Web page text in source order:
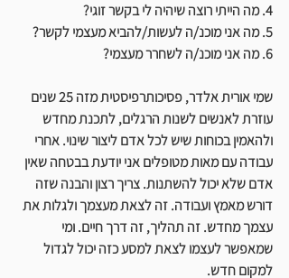
4. מה הייתי רוצה שיהיה לי בקשר זוגי?
5. מה אני מוכנ/ה לעשות/להביא מעצמי לקשר?
6. מה אני מוכנ/ה לשחרר מעצמי?
שמי אורית אלדר, פסיכותרפיסטית מזה 25 שנים
עוזרת לאנשים לשנות הרגלים, לתכנת מחדש
ולהאמין בכוחות שיש לכל אדם ליצור שינוי. אחרי
עבודה עם מאות מטופלים אני יודעת בבטחה שאין
אדם שלא יכול להשתנות. צריך רצון והבנה שזה
דורש מאמץ ועבודה. זה לצאת מעצמך ולגלות את
עצמך מחדש. זה תהליך, זה דרך חיים. ומי
שמאפשר לעצמו לצאת למסע כזה יכול לגדול
למקום חדש.